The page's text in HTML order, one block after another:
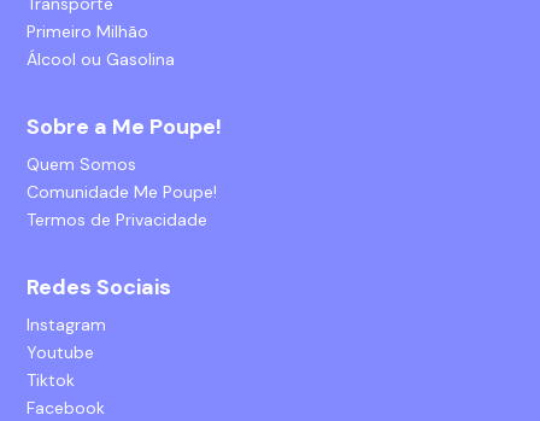
Primeiro Milhão
Álcool ou Gasolina
Sobre a Me Poupe!
Quem Somos
Comunidade Me Poupe!
Termos de Privacidade
Redes Sociais
Instagram
Youtube
Tiktok
Facebook